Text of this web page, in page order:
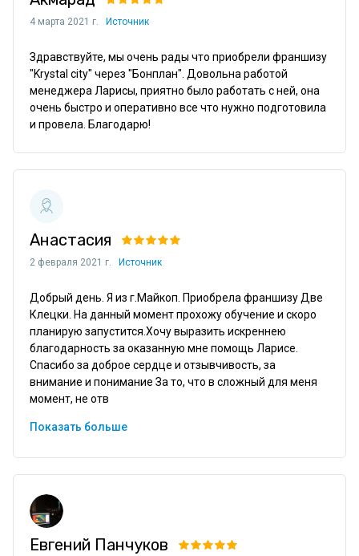
4 марта 2021 г. Источник
Здравствуйте, мы очень рады что приобрели франшизу
"Krystal city" через "Бонплан". Довольна работой
менеджера Ларисы, приятно было работать с ней, она
очень быстро и оперативно все что нужно подготовила
и провела. Благодарю!
Анастасия
2 февраля 2021 г. Источник
Добрый день. Я из г.Майкоп. Приобрела франшизу Две
Клецки. На данный момент прохожу обучение и скоро
планирую запустится.Хочу выразить искреннею
благодарность за оказанную мне помощь Ларисе.
Спасибо за доброе сердце и отзывчивость, за
внимание и понимание За то, что в сложный для меня
момент, не отв
Показать больше
Евгений Панчуков